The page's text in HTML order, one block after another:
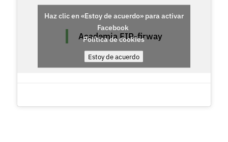
Academia FIR-firway
Haz clic en «Estoy de acuerdo» para activar
Facebook
Política de cookies
Estoy de acuerdo